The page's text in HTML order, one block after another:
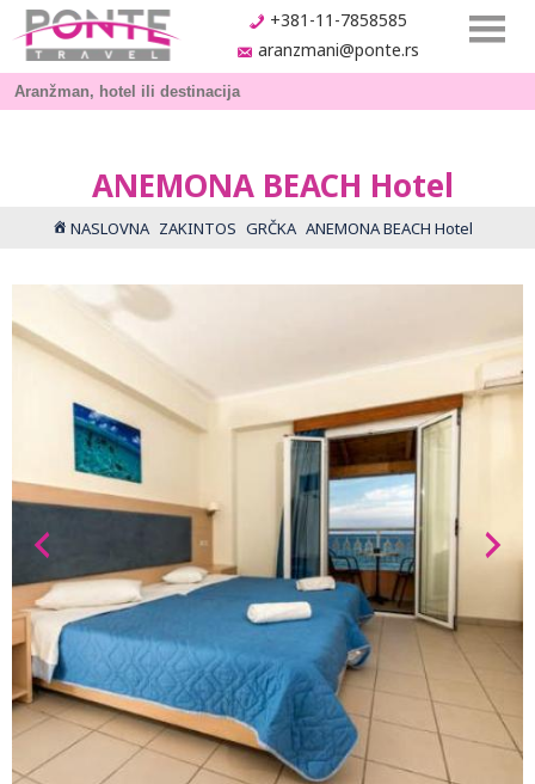
+381-11-7858585
aranzmani@ponte.rs
ANEMONA BEACH Hotel
NASLOVNA ZAKINTOS GRČKA ANEMONA BEACH Hotel